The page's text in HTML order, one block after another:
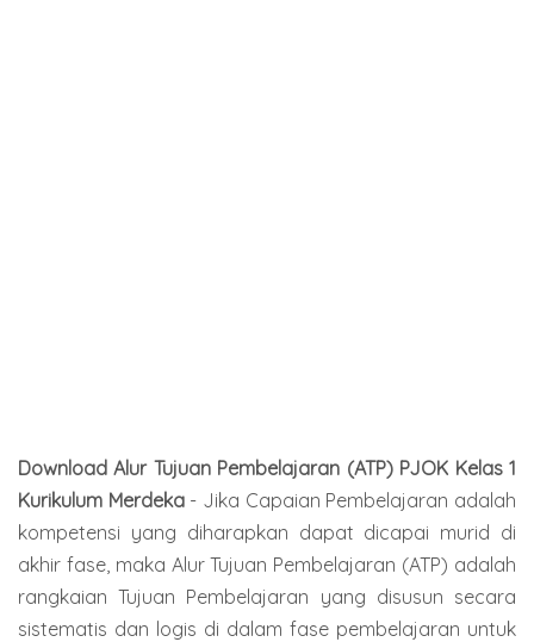
Download Alur Tujuan Pembelajaran (ATP) PJOK Kelas 1
Kurikulum Merdeka- Jika Capaian Pembelajaran adalah
kompetensi yang diharapkan dapat dicapai murid di
akhir fase, maka Alur Tujuan Pembelajaran (ATP) adalah
rangkaian Tujuan Pembelajaran yang disusun secara
sistematis dan logis di dalam fase pembelajaran untuk